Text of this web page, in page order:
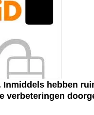
hebben
verbeteringen